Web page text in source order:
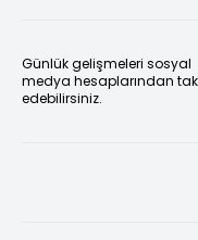
Günlük gelişmeleri sosyal
medya hesaplarından
edebilirsiniz.